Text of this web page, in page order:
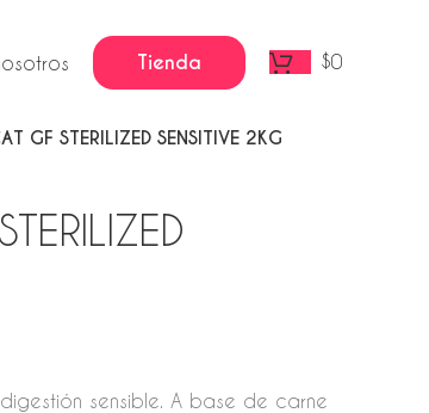
Tienda $0
GF STERILIZED SENSITIVE 2KG
sensible. A base de carne